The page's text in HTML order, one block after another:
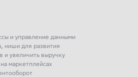
и управление данными
ниши для развития
и увеличить выручку
маркетплейсах